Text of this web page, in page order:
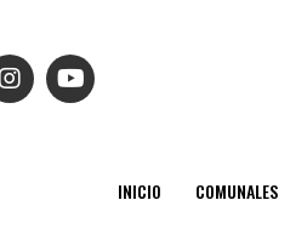
INICIO COMUNALES